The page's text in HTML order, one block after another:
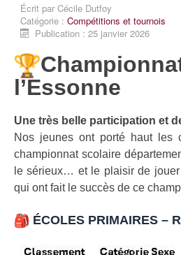
Écrit par Cécile Dutfoy
Catégorie : Compétitions et tournois
Publication : 25 janvier 2026
l’Essonne
Une très belle participation et
Nos jeunes ont porté haut les
championnat scolaire
le sérieux… et le plaisir de
qui ont fait le succès de ce
ÉCOLES PRIMAIRES –